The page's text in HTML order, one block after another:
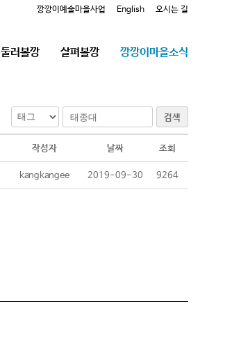
깡깡이예술마을사업 English 오시는 길
둘러볼깡 살펴볼깡 깡깡이마을소식
검색
작성자 날짜 조회
kangkangee 2019-09-30 9264